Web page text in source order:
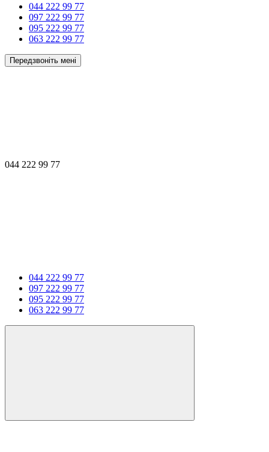
044 222 99 77
097 222 99 77
095 222 99 77
063 222 99 77
Передзвоніть мені
044 222 99 77
044 222 99 77
097 222 99 77
095 222 99 77
063 222 99 77